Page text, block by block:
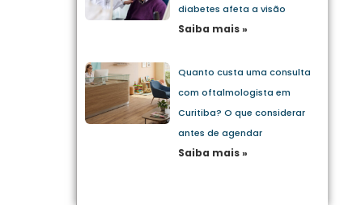
diabetes afeta a visão
Saiba mais »
Quanto custa uma consulta
com oftalmologista em
Curitiba? O que considerar
antes de agendar
Saiba mais »